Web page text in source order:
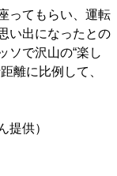
ってもらい、運転
い出になったとの
ソで沢山の“楽し
離に比例して、
提供）